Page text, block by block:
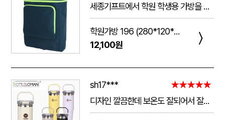
세종기프트에서 학원 학생용 가방을 제작했는데 전체적으로 아주 만족스럽습니다. 가방 크기가 넉넉해서 교재와 학용품을 넣기 좋고, 원단과 지퍼도 탄탄해서 아이들이 매일 사용하기에 실용적입니다. 특히 학원 로고와 문구 인쇄가 선명하고 깔끔하게 나와서 실제로 받아보니 기대했던 것보다 훨씬 고급스러웠습니다. 제작 과정에서도 요청사항을 잘 반영해 주셨고 완성도도 좋아 다음 단체 제작 때도 다시 이용하고 싶습니다.
학원가방 196 (280*120*390mm)
12,100원
〉
sh17***
★★★★★
디자인 깔끔한데 보온도 잘되어서 잘쓰고 있습니다 선물용으로 좋네요 하단에 실리콘 밀림방지 없는건 좀 아쉽네요